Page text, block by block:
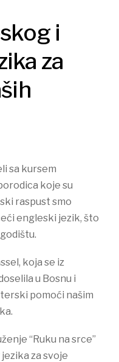
i
za
sa kursem
koje su
raspust smo
engleski jezik, što
koja se iz
u Bosnu i
pomoći našim
“Ruku na srce”
za svoje